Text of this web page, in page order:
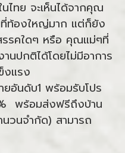
ไทย จะเห็นได้จากคุณ
ที่ท้องใหญ่มาก แต่ก็ยัง
รรคใดๆ หรือ คุณแม่ๆที่
นปกติได้โดยไม่มีอาการ
งแรง
ยอันดับ1 พร้อมรับโปร
พร้อมส่งฟรีถึงบ้าน
วนจำกัด) สามารถ